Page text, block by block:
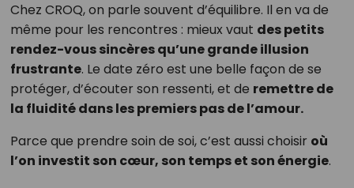
Chez CROQ, on parle souvent d’équilibre. Il en va de
même pour les rencontres : mieux vaut des petits
rendez-vous sincères qu’une grande illusion
frustrante. Le date zéro est une belle façon de se
protéger, d’écouter son ressenti, et de remettre de
la fluidité dans les premiers pas de l’amour.
Parce que prendre soin de soi, c’est aussi choisir où
l’on investit son cœur, son temps et son énergie.